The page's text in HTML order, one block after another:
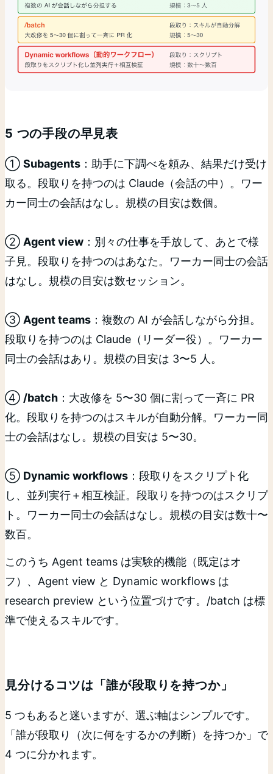
5 つの手段の早見表
① Subagents ：助手に下調べを頼み、結果だけ受け
取る。段取りを持つのは Claude（会話の中）。ワー
カー同士の会話はなし。規模の目安は数個。
② Agent view ：別々の仕事を手放して、あとで様
子見。段取りを持つのはあなた。ワーカー同士の会話
はなし。規模の目安は数セッション。
③ Agent teams ：複数の AI が会話しながら分担。
段取りを持つのは Claude（リーダー役）。ワーカー
同士の会話はあり。規模の目安は 3〜5 人。
④ /batch ：大改修を 5〜30 個に割って一斉に PR
化。段取りを持つのはスキルが自動分解。ワーカー同
士の会話はなし。規模の目安は 5〜30。
⑤ Dynamic workflows ：段取りをスクリプト化
し、並列実行＋相互検証。段取りを持つのはスクリプ
ト。ワーカー同士の会話はなし。規模の目安は数十〜
数百。
このうち Agent teams は実験的機能（既定はオ
フ）、Agent view と Dynamic workflows は
research preview という位置づけです。/batch は標
準で使えるスキルです。
見分けるコツは「誰が段取りを持つか」
5 つもあると迷いますが、選ぶ軸はシンプルです。
「誰が段取り（次に何をするかの判断）を持つか」で
4 つに分かれます。